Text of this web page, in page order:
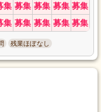
集 募集 募集 募集 募集
集 募集 募集 募集 募集
残業ほぼなし